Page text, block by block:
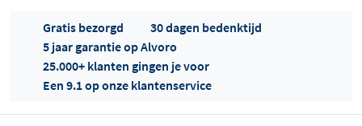
Gratis bezorgd
30 dagen bedenktijd
5 jaar garantie op Alvoro
25.000+ klanten gingen je voor
Een 9.1 op onze klantenservice